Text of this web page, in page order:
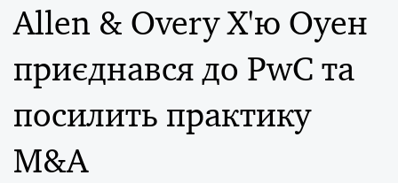
Allen & Overy Х'ю Оуен
приєднався до PwC та
посилить практику
M&A